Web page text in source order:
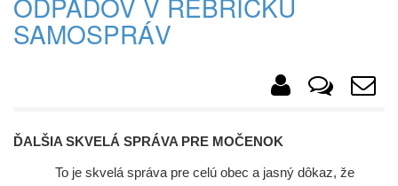
ODPADOV V REBRÍČKU
SAMOSPRÁV
ĎALŠIA SKVELÁ SPRÁVA PRE MOČENOK
To je skvelá správa pre celú obec a jasný dôkaz, že